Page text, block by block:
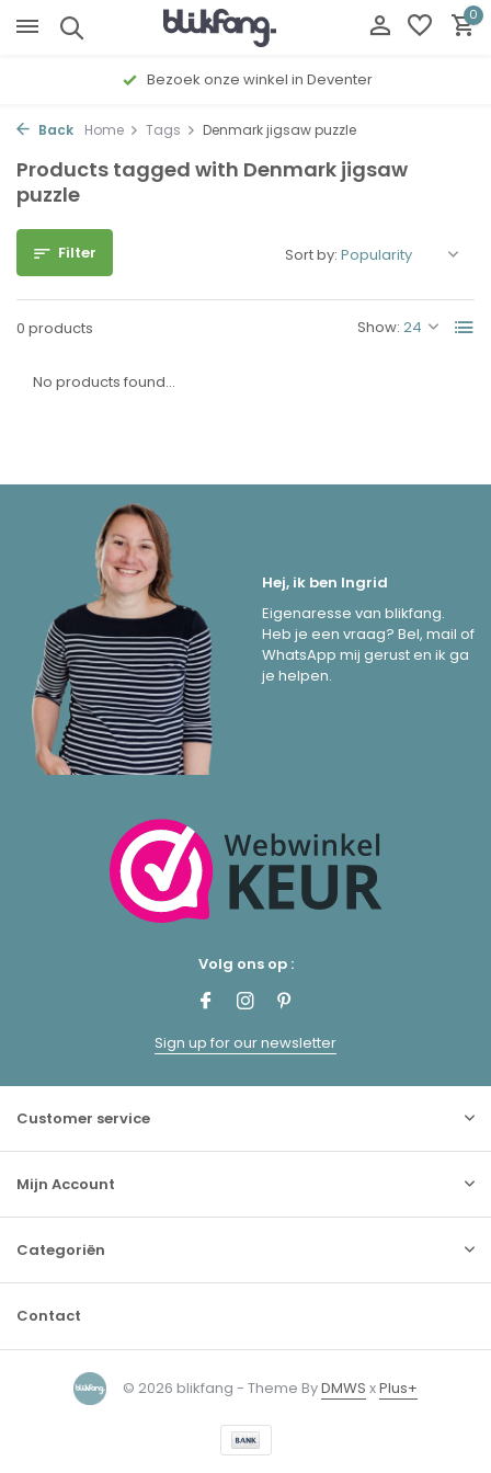
0
Bezoek onze winkel in Deventer
Back Home Tags Denmark jigsaw puzzle
Products tagged with Denmark jigsaw
puzzle
Filter
0 products Show:
Sort by:
No products found...
Hej, ik ben Ingrid
Eigenaresse van blikfang.
Heb je een vraag? Bel, mail of
WhatsApp mij gerust en ik ga
je helpen.
Volg ons op :
Sign up for our newsletter
Customer service
Mijn Account
Categoriën
Contact
© 2026 blikfang - Theme ByDMWS xPlus+